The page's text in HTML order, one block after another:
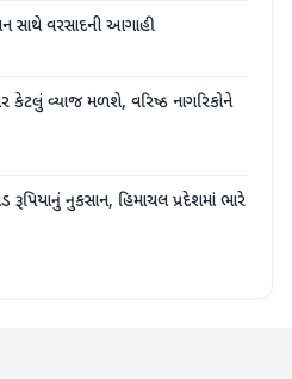
વરસાદની આગાહી
કેટલું વ્યાજ મળશે, વરિષ્ઠ નાગરિકોને
રૂપિયાનું નુકસાન, હિમાચલ પ્રદેશમાં ભારે